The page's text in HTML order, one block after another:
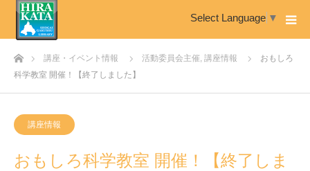
Select Language ▼
ホーム講座・イベント情報 活動委員会主催, 講座情報
おもしろ
科学教室 開催！【終了しました】
講座情報
おもしろ科学教室 開催！【終了しま